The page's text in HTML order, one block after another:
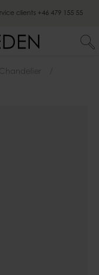
clients +46 479 155 55